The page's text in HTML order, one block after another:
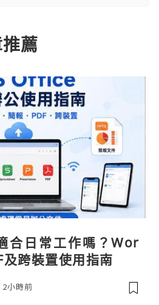
薦
合日常工作嗎？Wor
跨裝置使用指南
2小時前